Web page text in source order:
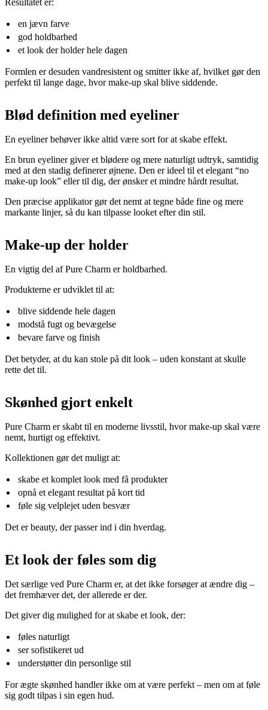
Resultatet er:
en jævn farve
god holdbarhed
et look der holder hele dagen
Formlen er desuden vandresistent og smitter ikke af, hvilket gør den
perfekt til lange dage, hvor make-up skal blive siddende.
Blød definition med eyeliner
En eyeliner behøver ikke altid være sort for at skabe effekt.
En brun eyeliner giver et blødere og mere naturligt udtryk, samtidig
med at den stadig definerer øjnene. Den er ideel til et elegant “no
make-up look” eller til dig, der ønsker et mindre hårdt resultat.
Den præcise applikator gør det nemt at tegne både fine og mere
markante linjer, så du kan tilpasse looket efter din stil.
Make-up der holder
En vigtig del af Pure Charm er holdbarhed.
Produkterne er udviklet til at:
blive siddende hele dagen
modstå fugt og bevægelse
bevare farve og finish
Det betyder, at du kan stole på dit look – uden konstant at skulle
rette det til.
Skønhed gjort enkelt
Pure Charm er skabt til en moderne livsstil, hvor make-up skal være
nemt, hurtigt og effektivt.
Kollektionen gør det muligt at:
skabe et komplet look med få produkter
opnå et elegant resultat på kort tid
føle sig velplejet uden besvær
Det er beauty, der passer ind i din hverdag.
Et look der føles som dig
Det særlige ved Pure Charm er, at det ikke forsøger at ændre dig –
det fremhæver det, der allerede er der.
Det giver dig mulighed for at skabe et look, der:
føles naturligt
ser sofistikeret ud
understøtter din personlige stil
For ægte skønhed handler ikke om at være perfekt – men om at føle
sig godt tilpas i sin egen hud.